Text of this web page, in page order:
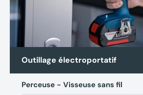
Outillage électroportatif
Perceuse - Visseuse sans fil